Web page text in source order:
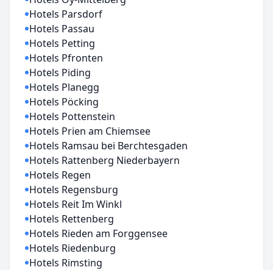
Hotels Parsdorf
Hotels Passau
Hotels Petting
Hotels Pfronten
Hotels Piding
Hotels Planegg
Hotels Pöcking
Hotels Pottenstein
Hotels Prien am Chiemsee
Hotels Ramsau bei Berchtesgaden
Hotels Rattenberg Niederbayern
Hotels Regen
Hotels Regensburg
Hotels Reit Im Winkl
Hotels Rettenberg
Hotels Rieden am Forggensee
Hotels Riedenburg
Hotels Rimsting